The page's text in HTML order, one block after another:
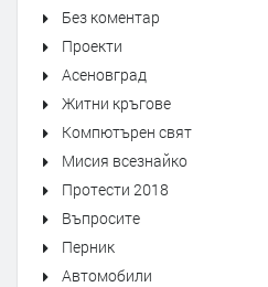
Без коментар
Проекти
Асеновград
Житни кръгове
Компютърен свят
Мисия всезнайко
Протести 2018
Въпросите
Перник
Автомобили